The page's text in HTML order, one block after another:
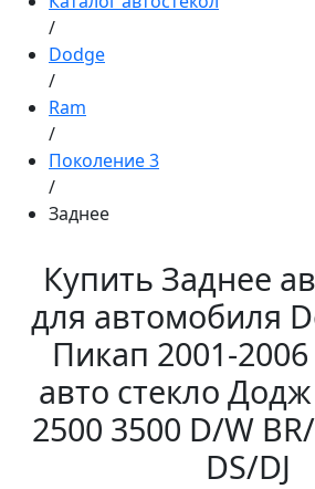
/
Dodge
/
Ram
/
Поколение 3
/
Заднее
Купить Заднее
для автомобиля
Пикап 2001-
авто стекло
2500 3500 D/W
DS/DJ